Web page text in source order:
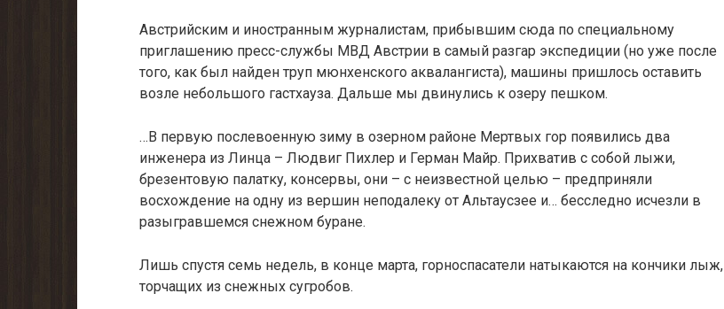
Австрийским и иностранным журналистам, прибывшим сюда по специальному
приглашению пресс-службы МВД Австрии в самый разгар экспедиции (но уже после
того, как был найден труп мюнхенского аквалангиста), машины пришлось оставить
возле небольшого гастхауза. Дальше мы двинулись к озеру пешком.
…В первую послевоенную зиму в озерном районе Мертвых гор появились два
инженера из Линца – Людвиг Пихлер и Герман Майр. Прихватив с собой лыжи,
брезентовую палатку, консервы, они – с неизвестной целью – предприняли
восхождение на одну из вершин неподалеку от Альтаусзее и… бесследно исчезли в
разыгравшемся снежном буране.
Лишь спустя семь недель, в конце марта, горноспасатели натыкаются на кончики лыж,
торчащих из снежных сугробов.